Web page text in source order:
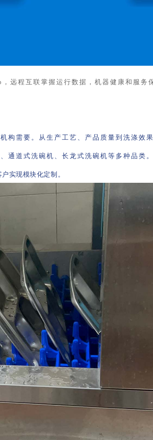
远程互联掌握运行数据，机器健康和服务
构需要。从生产工艺、产品质量到洗涤效
通道式洗碗机、长龙式洗碗机等多种品类。
实现模块化定制。